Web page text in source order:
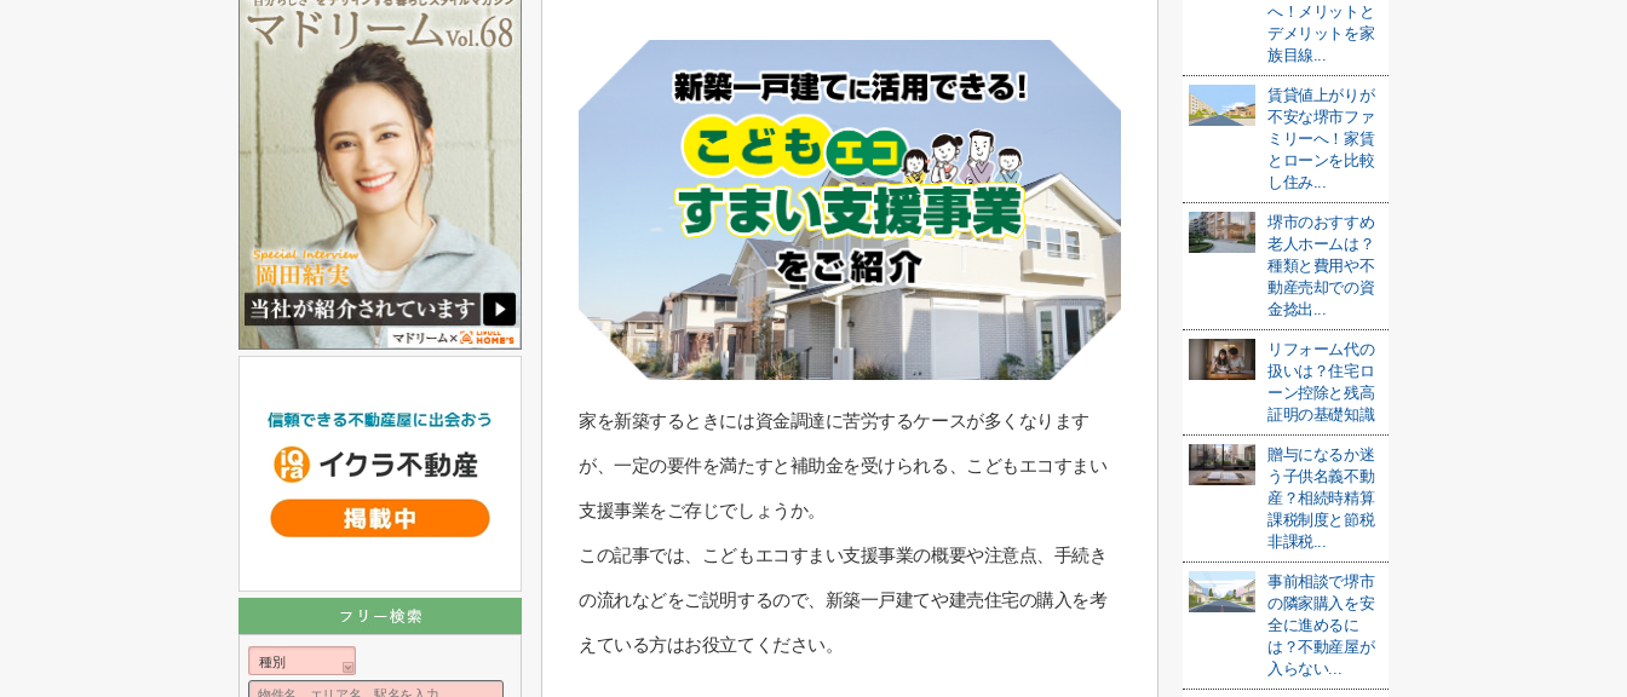
家を新築するときには資金調達に苦労するケースが多くなります
が、一定の要件を満たすと補助金を受けられる、こどもエコすまい
支援事業をご存じでしょうか。
この記事では、こどもエコすまい支援事業の概要や注意点、手続き
の流れなどをご説明するので、新築一戸建てや建売住宅の購入を考
えている方はお役立てください。
へ！メリットと
デメリットを家
族目線...
賃貸値上がりが
不安な堺市ファ
ミリーへ！家賃
とローンを比較
し住み...
堺市のおすすめ
老人ホームは？
種類と費用や不
動産売却での資
金捻出...
リフォーム代の
扱いは？住宅ロ
ーン控除と残高
証明の基礎知識
贈与になるか迷
う子供名義不動
産？相続時精算
課税制度と節税
非課税...
事前相談で堺市
の隣家購入を安
全に進めるに
は？不動産屋が
入らない...
種別